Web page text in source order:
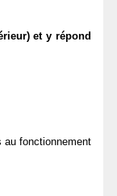
et y répond
fonctionnement